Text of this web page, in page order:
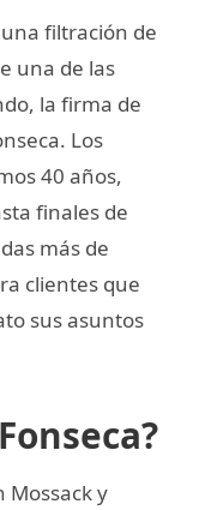
filtración de
una de las
la firma de
Los
40 años,
finales de
más de
clientes que
sus asuntos
Mossack y